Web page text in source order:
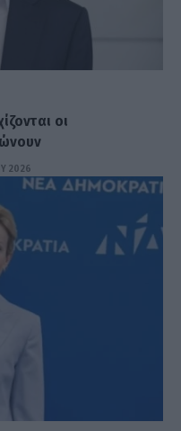
οι
2026